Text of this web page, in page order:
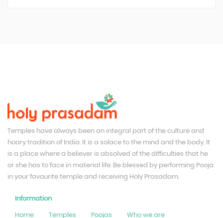
Temples have always been an integral part of the culture and
hoary tradition of India. It is a solace to the mind and the body. It
is a place where a believer is absolved of the difficulties that he
or she has to face in material life. Be blessed by performing Pooja
in your favourite temple and receiving Holy Prasadam.
Information
Home Temples Poojas Who we are